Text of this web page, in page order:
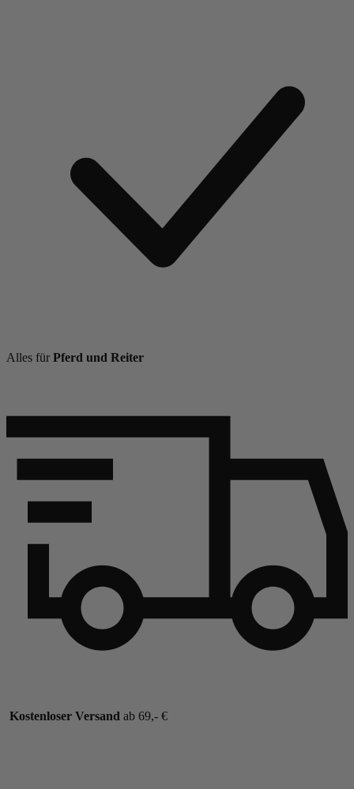
Alles für Pferd und Reiter
Kostenloser Versand ab 69,- €